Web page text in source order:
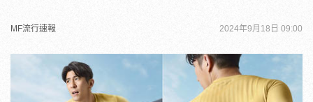
MF流行速報 2024年9月18日 09:00